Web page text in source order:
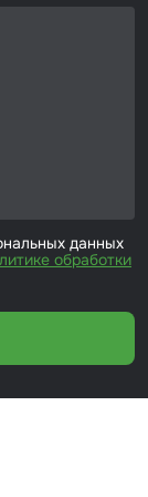
данных
обработки